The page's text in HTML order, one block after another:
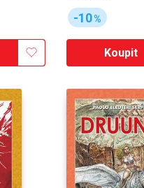
-10%
Koupit